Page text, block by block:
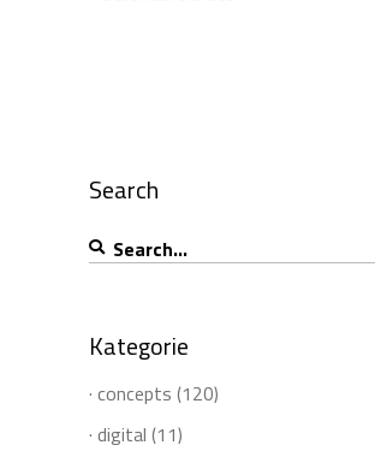
Search
Search
for:
Kategorie
· concepts (120)
· digital (11)